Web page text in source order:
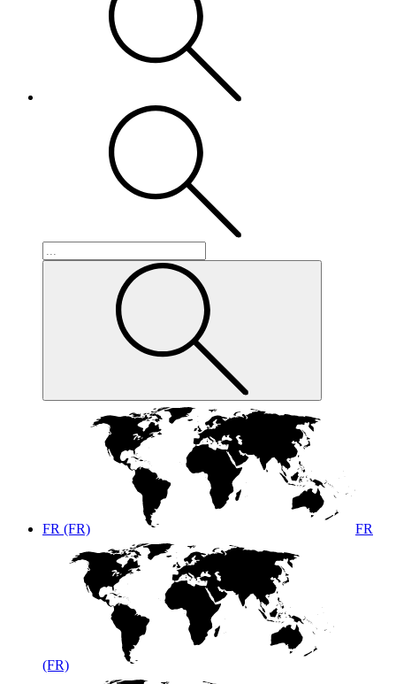
FR (FR) FR
(FR)